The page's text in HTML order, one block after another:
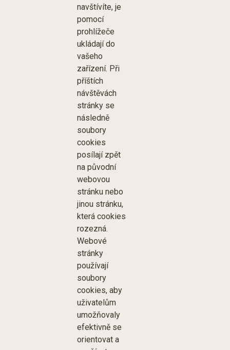
navštívíte, je
pomocí
prohlížeče
ukládají do
vašeho
zařízení. Při
příštích
návštěvách
stránky se
následně
soubory
cookies
posílají zpět
na původní
webovou
stránku nebo
jinou stránku,
která cookies
rozezná.
Webové
stránky
používají
soubory
cookies, aby
uživatelům
umožňovaly
efektivně se
orientovat a